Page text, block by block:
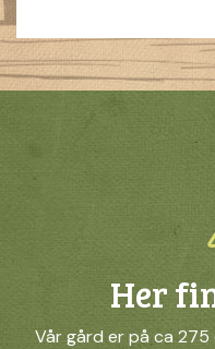
Her
Vår gård er på ca